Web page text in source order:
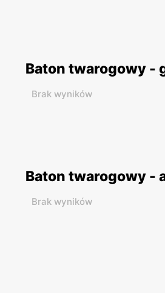
Baton twarogowy -
Brak wyników
Baton twarogowy -
Brak wyników